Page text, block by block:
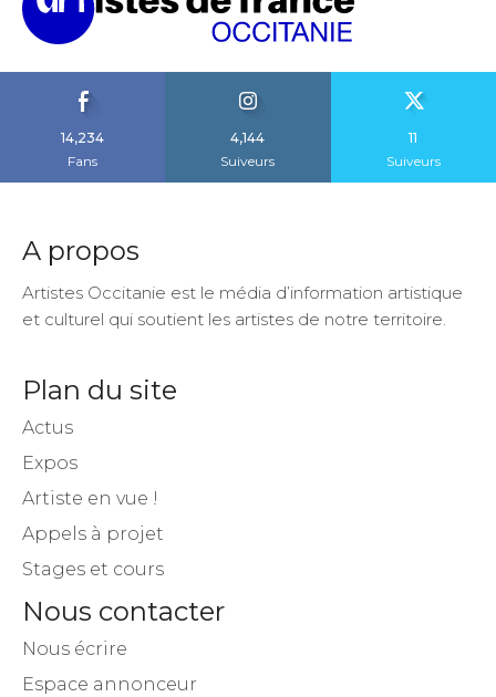
14,234
Fans
4,144
Suiveurs
11
Suiveurs
A propos
Artistes Occitanie est le média d’information artistique
et culturel qui soutient les artistes de notre territoire.
Plan du site
Actus
Expos
Artiste en vue !
Appels à projet
Stages et cours
Nous contacter
Nous écrire
Espace annonceur